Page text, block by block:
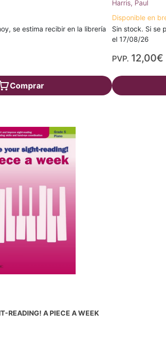
se estima recibir en la librería
Comprar
Harris, Paul
Disponible en
Sin stock. Si se
el 17/08/26
PVP. 12,00€
READING! A PIECE A WEEK